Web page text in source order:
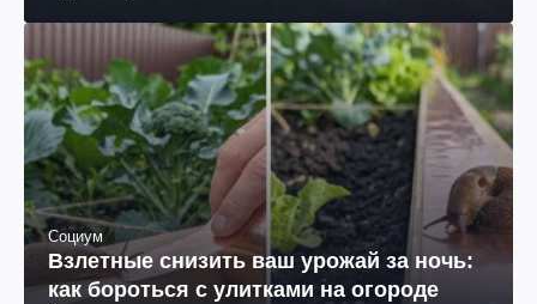
Социум
Взлетные снизить ваш урожай за ночь:
как бороться с улитками на огороде